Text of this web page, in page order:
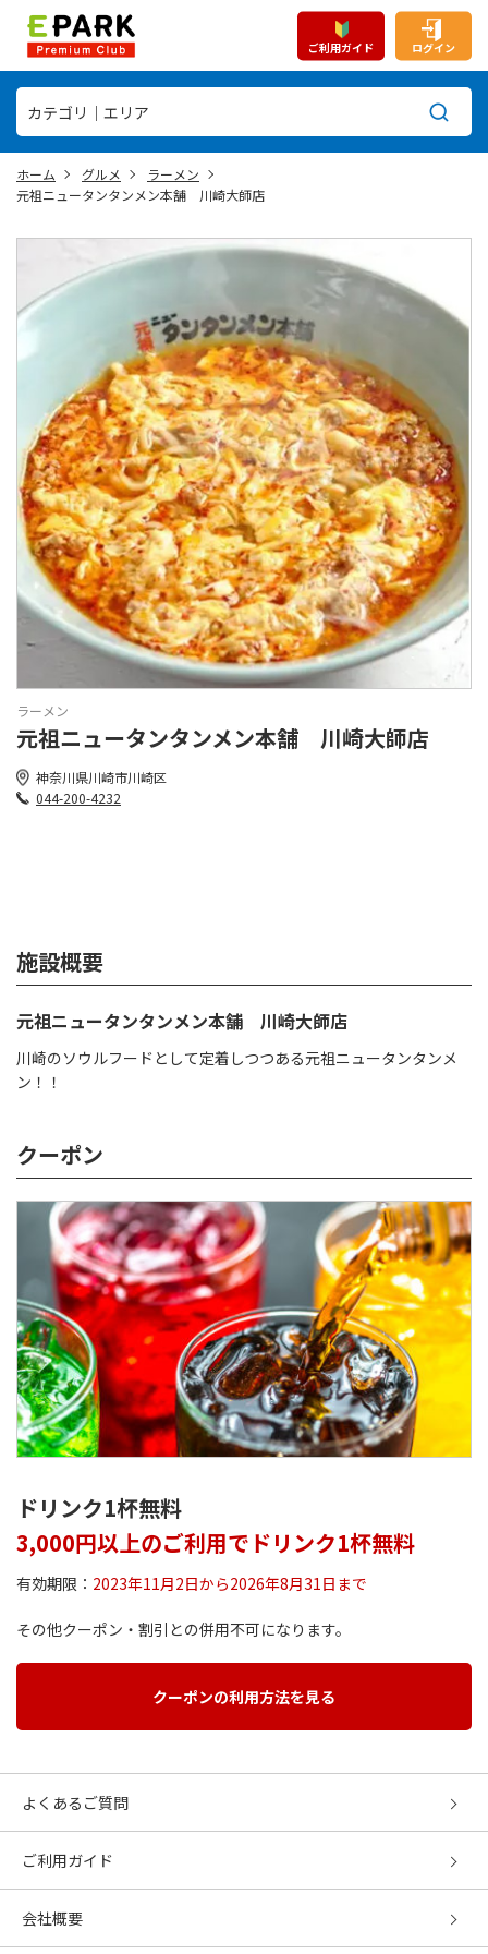
ご利用ガイド ログイン
ホーム グルメ
ラーメン
元祖ニュータンタンメン本舗 川崎大師店
ラーメン
元祖ニュータンタンメン本舗 川崎大師店
神奈川県川崎市川崎区
044-200-4232
施設概要
元祖ニュータンタンメン本舗 川崎大師店
川崎のソウルフードとして定着しつつある元祖ニュータンタンメ
ン！！
クーポン
ドリンク1杯無料
3,000円以上のご利用でドリンク1杯無料
有効期限： 2023年11月2日から2026年8月31日まで
その他クーポン・割引との併用不可になります。
クーポンの利用方法を見る
よくあるご質問
ご利用ガイド
会社概要